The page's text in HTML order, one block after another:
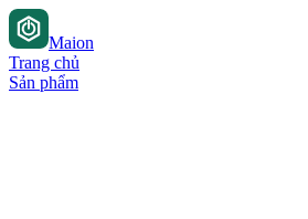
Maion
Trang chủ
Sản phẩm